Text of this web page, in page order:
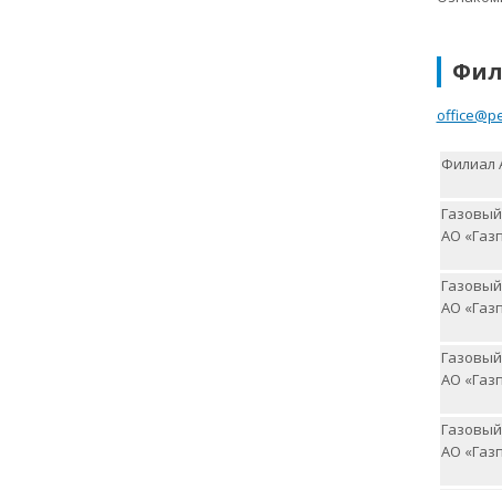
Филиал
АО
АО
АО
АО